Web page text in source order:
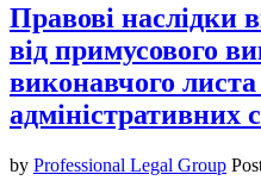
Правові наслідки
від примусового
виконавчого
адміністративних
by Professional Legal Group